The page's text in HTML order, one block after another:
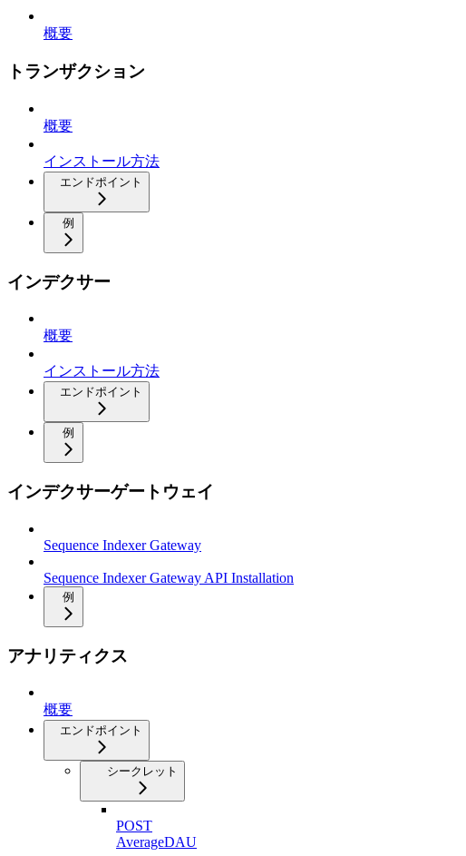
概要
トランザクション
概要
インストール方法
エンドポイント
例
インデクサー
概要
インストール方法
エンドポイント
例
インデクサーゲートウェイ
Sequence Indexer Gateway
Sequence Indexer Gateway API Installation
例
アナリティクス
概要
エンドポイント
シークレット
POST
AverageDAU